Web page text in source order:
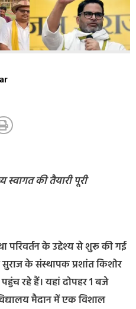
स्वागत की तैयारी पूरी
परिवर्तन के उद्देश्य से शुरू की गई
सुराज के संस्थापक प्रशांत किशोर
रहे हैं। यहां दोपहर 1 बजे
मैदान में एक विशाल